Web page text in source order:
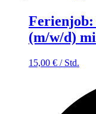
(m/w/d)
15,00 € / Std.